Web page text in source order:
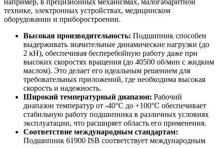
например, в прецизионных механизмах, малогабаритной
технике, электронных устройствах, медицинском
оборудовании и приборостроении.
Высокая производительность: Подшипник способен
выдерживать значительные динамические нагрузки (до
2 кН), обеспечивая бесперебойную работу даже при
высоких скоростях вращения (до 40500 об/мин с жидким
маслом). Это делает его идеальным решением для
требовательных приложений, где необходима высокая
скорость и надежность.
Широкий температурный диапазон: Рабочий
диапазон температур от -40°С до +100°С обеспечивает
стабильную работу подшипника в различных условиях
эксплуатации, что расширяет область его применения.
Соответствие международным стандартам:
Подшипник 61900 ISB соответствует международным